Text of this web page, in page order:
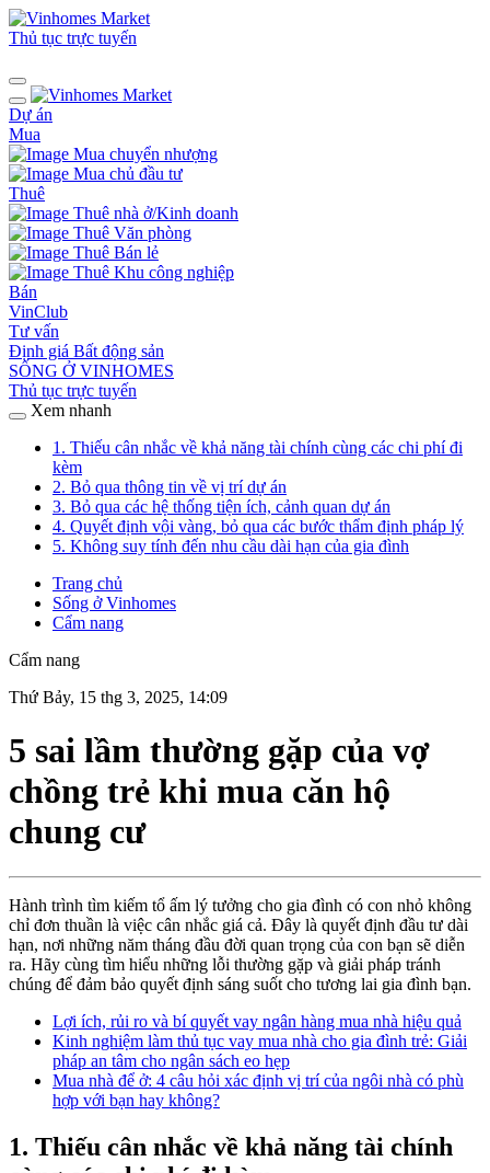
Thủ tục trực tuyến
Dự án
Mua
Mua chuyển nhượng
Mua chủ đầu tư
Thuê
Thuê nhà ở/Kinh doanh
Thuê Văn phòng
Thuê Bán lẻ
Thuê Khu công nghiệp
Bán
VinClub
Tư vấn
Định giá Bất động sản
SỐNG Ở VINHOMES
Thủ tục trực tuyến
Xem nhanh
1. Thiếu cân nhắc về khả năng tài chính cùng các chi phí đi
kèm
2. Bỏ qua thông tin về vị trí dự án
3. Bỏ qua các hệ thống tiện ích, cảnh quan dự án
4. Quyết định vội vàng, bỏ qua các bước thẩm định pháp lý
5. Không suy tính đến nhu cầu dài hạn của gia đình
Trang chủ
Sống ở Vinhomes
Cẩm nang
Cẩm nang
Thứ Bảy, 15 thg 3, 2025, 14:09
5 sai lầm thường gặp của vợ
chồng trẻ khi mua căn hộ
chung cư
Hành trình tìm kiếm tổ ấm lý tưởng cho gia đình có con nhỏ không
chỉ đơn thuần là việc cân nhắc giá cả. Đây là quyết định đầu tư dài
hạn, nơi những năm tháng đầu đời quan trọng của con bạn sẽ diễn
ra. Hãy cùng tìm hiểu những lỗi thường gặp và giải pháp tránh
chúng để đảm bảo quyết định sáng suốt cho tương lai gia đình bạn.
Lợi ích, rủi ro và bí quyết vay ngân hàng mua nhà hiệu quả
Kinh nghiệm làm thủ tục vay mua nhà cho gia đình trẻ: Giải
pháp an tâm cho ngân sách eo hẹp
Mua nhà để ở: 4 câu hỏi xác định vị trí của ngôi nhà có phù
hợp với bạn hay không?
1. Thiếu cân nhắc về khả năng tài chính